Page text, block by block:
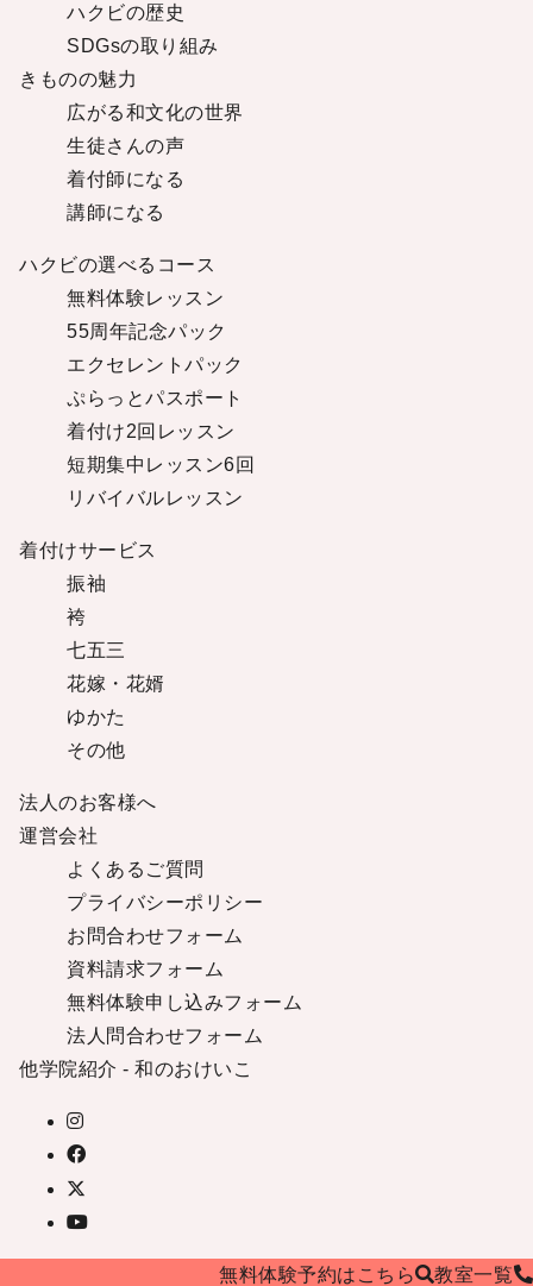
無料体験予約はこちら 教室一覧
ハクビの歴史
SDGsの取り組み
きものの魅力
広がる和文化の世界
生徒さんの声
着付師になる
講師になる
ハクビの選べるコース
無料体験レッスン
55周年記念パック
エクセレントパック
ぷらっとパスポート
着付け2回レッスン
短期集中レッスン6回
リバイバルレッスン
着付けサービス
振袖
袴
七五三
花嫁・花婿
ゆかた
その他
法人のお客様へ
運営会社
よくあるご質問
プライバシーポリシー
お問合わせフォーム
資料請求フォーム
無料体験申し込みフォーム
法人問合わせフォーム
他学院紹介 - 和のおけいこ
着付け教室 - ハクビ京都きもの学院